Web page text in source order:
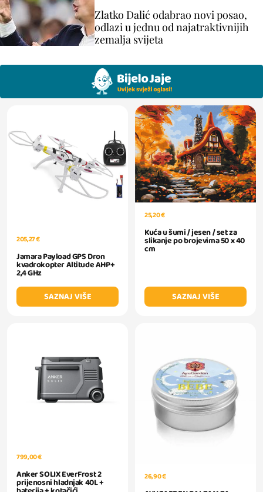
Zlatko Dalić odabrao novi posao,
odlazi u jednu od najatraktivnijih
zemalja svijeta
205,27 €
Jamara Payload GPS Dron
kvadrokopter Altitude AHP+
2,4 GHz
SAZNAJ VIŠE
25,20 €
Kuća u šumi / jesen / set za
slikanje po brojevima 50 x 40
cm
SAZNAJ VIŠE
799,00 €
Anker SOLIX EverFrost 2
prijenosni hladnjak 40L + 26,90 €